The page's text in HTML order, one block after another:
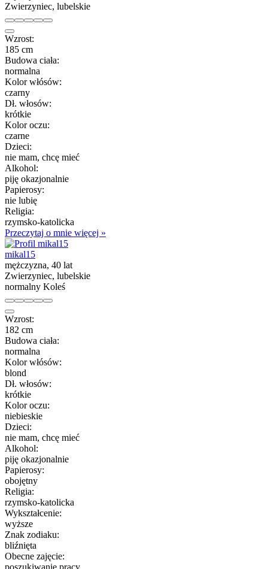
Zwierzyniec, lubelskie
Wzrost:
185 cm
Budowa ciała:
normalna
Kolor włósów:
czarny
Dł. włosów:
krótkie
Kolor oczu:
czarne
Dzieci:
nie mam, chcę mieć
Alkohol:
piję okazjonalnie
Papierosy:
nie lubię
Religia:
rzymsko-katolicka
Przeczytaj o mnie więcej »
mikal15
mężczyzna, 40 lat
Zwierzyniec, lubelskie
normalny Koleś
Wzrost:
182 cm
Budowa ciała:
normalna
Kolor włósów:
blond
Dł. włosów:
krótkie
Kolor oczu:
niebieskie
Dzieci:
nie mam, chcę mieć
Alkohol:
piję okazjonalnie
Papierosy:
obojętny
Religia:
rzymsko-katolicka
Wykształcenie:
wyższe
Znak zodiaku:
bliźnięta
Obecne zajęcie:
poszukiwanie pracy